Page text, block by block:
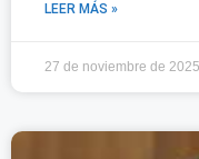
LEER MÁS »
27 de noviembre de 2025